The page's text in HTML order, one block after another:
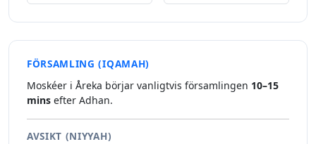
FÖRSAMLING (IQAMAH)
Moskéer i Åreka börjar vanligtvis församlingen 10–15
mins efter Adhan.
AVSIKT (NIYYAH)